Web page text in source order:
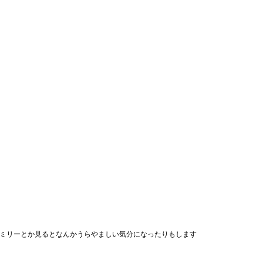
リーとか見るとなんかうらやましい気分になったりもします